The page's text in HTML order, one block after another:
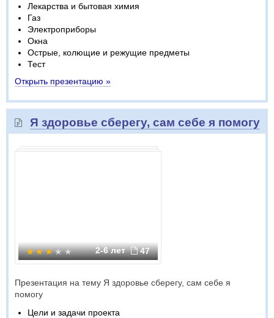
Лекарства и бытовая химия
Газ
Электроприборы
Окна
Острые, колющие и режущие предметы
Тест
Открыть презентацию »
Я здоровье сберегу, сам себе я помогу
2-6 лет 47
Презентация на тему Я здоровье сберегу, сам себе я
помогу
Цели и задачи проекта